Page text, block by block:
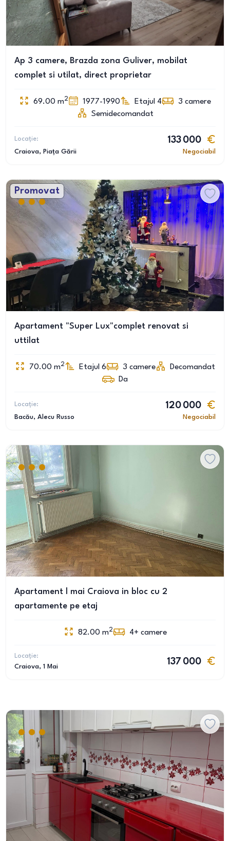
Ap 3 camere, Brazda zona Guliver, mobilat
complet si utilat, direct proprietar
69.00 m2 1977-1990 Etajul 4 3 camere
Semidecomandat
Locație:
Craiova, Piața Gării
133 000
Negociabil
Promovat
Apartament "Super Lux"complet renovat si
uttilat
70.00 m2 Etajul 6 3 camere
Decomandat
Da
Locație:
Bacău, Alecu Russo
120 000
Negociabil
Apartament l mai Craiova in bloc cu 2
apartamente pe etaj
82.00 m2 4+ camere
Locație:
Craiova, 1 Mai
137 000